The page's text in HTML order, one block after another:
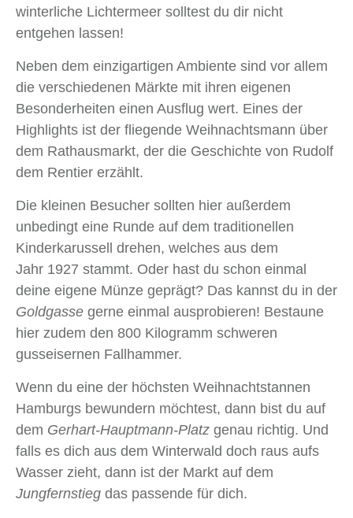
winterliche Lichtermeer solltest du dir nicht
entgehen lassen!
Neben dem einzigartigen Ambiente sind vor allem
die verschiedenen Märkte mit ihren eigenen
Besonderheiten einen Ausflug wert. Eines der
Highlights ist der fliegende Weihnachtsmann über
dem Rathausmarkt, der die Geschichte von Rudolf
dem Rentier erzählt.
Die kleinen Besucher sollten hier außerdem
unbedingt eine Runde auf dem traditionellen
Kinderkarussell drehen, welches aus dem
Jahr 1927 stammt. Oder hast du schon einmal
deine eigene Münze geprägt? Das kannst du in der
Goldgasse gerne einmal ausprobieren! Bestaune
hier zudem den 800 Kilogramm schweren
gusseisernen Fallhammer.
Wenn du eine der höchsten Weihnachtstannen
Hamburgs bewundern möchtest, dann bist du auf
dem Gerhart-Hauptmann-Platz genau richtig. Und
falls es dich aus dem Winterwald doch raus aufs
Wasser zieht, dann ist der Markt auf dem
Jungfernstieg das passende für dich.